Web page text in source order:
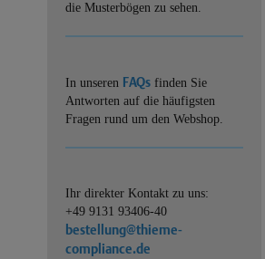
die Musterbögen zu sehen.
In unseren FAQs finden Sie
Antworten auf die häufigsten
Fragen rund um den Webshop.
Ihr direkter Kontakt zu uns:
+49 9131 93406-40
bestellung@thieme-
compliance.de